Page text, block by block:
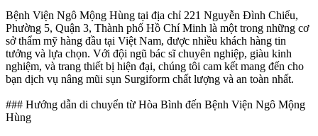
Bệnh Viện Ngô Mộng Hùng tại địa chỉ 221 Nguyễn Đình Chiểu,
Phường 5, Quận 3, Thành phố Hồ Chí Minh là một trong những cơ
sở thẩm mỹ hàng đầu tại Việt Nam, được nhiều khách hàng tin
tưởng và lựa chọn. Với đội ngũ bác sĩ chuyên nghiệp, giàu kinh
nghiệm, và trang thiết bị hiện đại, chúng tôi cam kết mang đến cho
bạn dịch vụ nâng mũi sụn Surgiform chất lượng và an toàn nhất.
### Hướng dẫn di chuyển từ Hòa Bình đến Bệnh Viện Ngô Mộng
Hùng